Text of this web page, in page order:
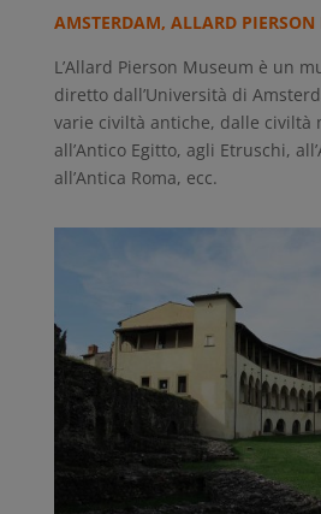
AMSTERDAM, ALLARD
L’Allard Pierson Museum è un
diretto dall’Università di
varie civiltà antiche, dalle civiltà
all’Antico Egitto, agli Etruschi,
all’Antica Roma, ecc.